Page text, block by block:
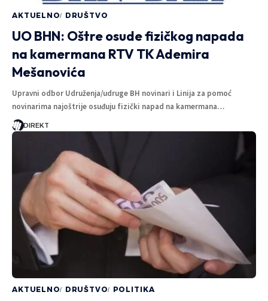
AKTUELNO DRUŠTVO
UO BHN: Oštre osude fizičkog napada
na kamermana RTV TK Ademira
Mešanovića
Upravni odbor Udruženja/udruge BH novinari i Linija za pomoć
novinarima najoštrije osuđuju fizički napad na kamermana…
DIREKT
AKTUELNO DRUŠTVO POLITIKA